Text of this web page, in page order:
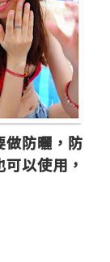
防曬， 防
以使用，